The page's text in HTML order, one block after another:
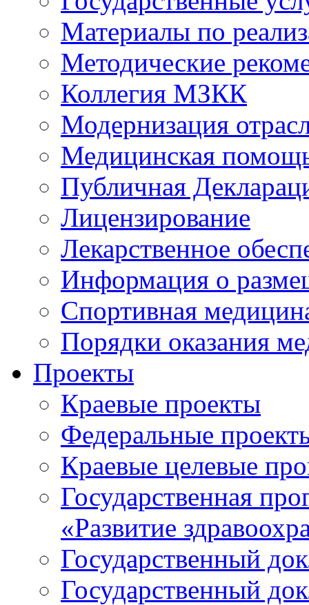
Материалы по
Методические
Коллегия МЗКК
Модернизация
Медицинская
Публичная
Лицензирование
Лекарственное
Информация о
Спортивная
Порядки оказания
Проекты
Краевые проекты
Федеральные
Краевые целевые
Государственная
«Развитие
Государственный
Государственный